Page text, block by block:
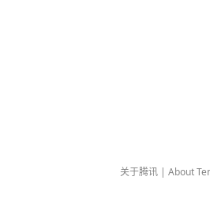
关于腾讯 | About